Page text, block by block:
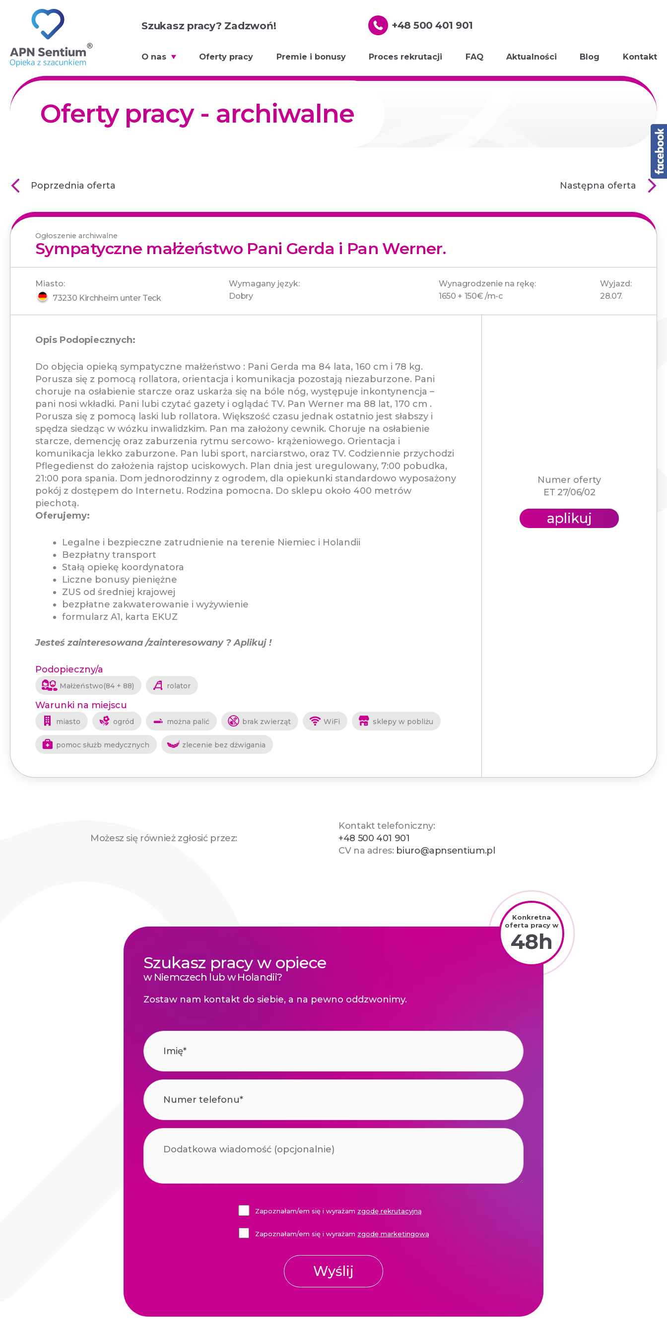
Szukasz pracy? Zadzwoń! +48 500 401 901
O nas Oferty pracy Premie i bonusy Proces rekrutacji FAQ Aktualności Blog Kontakt
Oferty pracy - archiwalne
Poprzednia oferta Następna oferta
Ogłoszenie archiwalne
Sympatyczne małżeństwo Pani Gerda i Pan Werner.
Miasto:
73230 Kirchheim unter Teck
Wymagany język:
Dobry
Wynagrodzenie na rękę:
1650 + 150€ /m-c
Wyjazd:
28.07.
Opis Podopiecznych:
Do objęcia opieką sympatyczne małżeństwo : Pani Gerda ma 84 lata, 160 cm i 78 kg.
Porusza się z pomocą rollatora, orientacja i komunikacja pozostają niezaburzone. Pani
choruje na osłabienie starcze oraz uskarża się na bóle nóg, występuje inkontynencja –
pani nosi wkładki. Pani lubi czytać gazety i oglądać TV. Pan Werner ma 88 lat, 170 cm .
Porusza się z pomocą laski lub rollatora. Większość czasu jednak ostatnio jest słabszy i
spędza siedząc w wózku inwalidzkim. Pan ma założony cewnik. Choruje na osłabienie
starcze, demencję oraz zaburzenia rytmu sercowo- krążeniowego. Orientacja i
komunikacja lekko zaburzone. Pan lubi sport, narciarstwo, oraz TV. Codziennie przychodzi
Pflegedienst do założenia rajstop uciskowych. Plan dnia jest uregulowany, 7:00 pobudka,
21:00 pora spania. Dom jednorodzinny z ogrodem, dla opiekunki standardowo wyposażony
pokój z dostępem do Internetu. Rodzina pomocna. Do sklepu około 400 metrów
piechotą.
Oferujemy:
Legalne i bezpieczne zatrudnienie na terenie Niemiec i Holandii
Bezpłatny transport
Stałą opiekę koordynatora
Liczne bonusy pieniężne
ZUS od średniej krajowej
bezpłatne zakwaterowanie i wyżywienie
formularz A1, karta EKUZ
Jesteś zainteresowana /zainteresowany ? Aplikuj !
Podopieczny/a
Małżeństwo(84 + 88) rolator
Warunki na miejscu
miasto ogród można palić brak zwierząt WiFi sklepy w pobliżu
pomoc służb medycznych zlecenie bez dźwigania
Numer oferty
ET 27/06/02
aplikuj
Możesz się również zgłosić przez:
Kontakt telefoniczny:
+48 500 401 901
CV na adres: biuro@apnsentium.pl
Szukasz pracy w opiece
w Niemczech lub w Holandii?
Zostaw nam kontakt do siebie, a na pewno oddzwonimy.
Zapoznałam/em się i wyrażam zgodę rekrutacyjną
Zapoznałam/em się i wyrażam zgodę marketingową
Konkretna
oferta pracy w
48h